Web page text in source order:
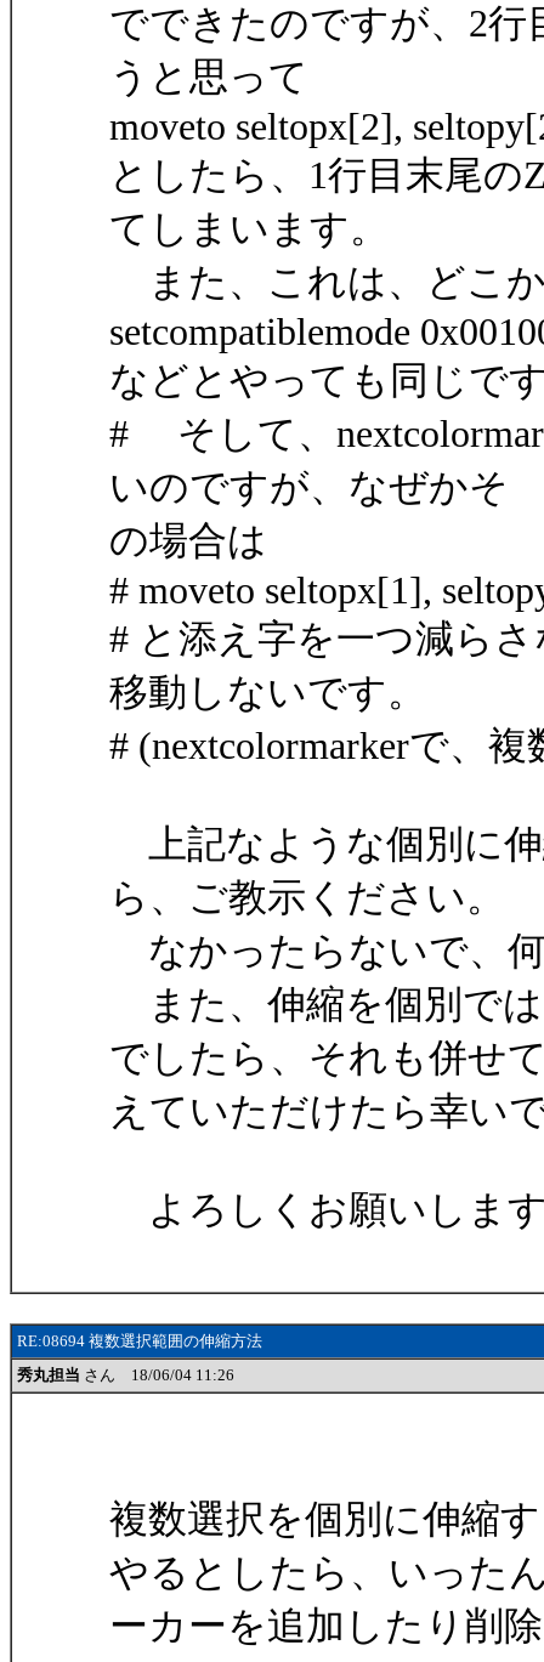
でできたのですが、2
うと思って
moveto seltopx[2],
としたら、1行目末尾の
てしまいます。
また、これは、どこ
setcompatiblemode
などとやっても同じで
# そして、
いのですが、なぜかそ
の場合は
# moveto seltopx[1],
# と添え字を一つ減ら
移動しないです。
# (nextcolormarkerで、
上記なような個別に
ら、ご教示ください。
なかったらないで、
また、伸縮を個別で
でしたら、それも併せ
えていただけたら幸い
よろしくお願いしま
RE:08694 複数選択範囲の伸縮方法
秀丸担当 さん 18/06/04 11:26
複数選択を個別に伸縮
やるとしたら、いった
ーカーを追加したり削